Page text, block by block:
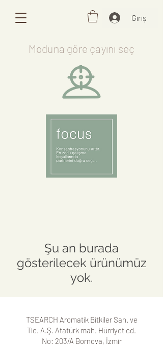
Giriş
Moduna göre çayını seç
Şu an burada
gösterilecek ürünümüz
yok.
TSEARCH Aromatik Bitkiler San. ve
Tic. A.Ş. Atatürk mah. Hürriyet cd.
No: 203/A Bornova, İzmir